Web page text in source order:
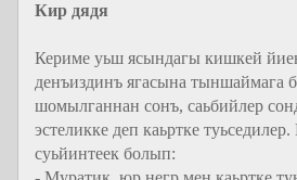
Кир дядя
Кериме уьш ясындагы кишкей
денъиздинъ ягасына тыншаймага
шомылганнан сонъ, саьбийлер
эстеликке деп каьртке
суьйинтеек болып: